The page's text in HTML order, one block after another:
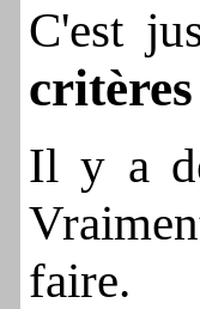
C'est
Il y a
faire.